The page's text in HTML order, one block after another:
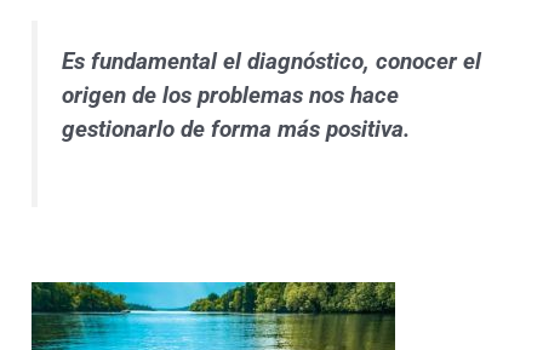
Es fundamental el diagnóstico, conocer el
origen de los problemas nos hace
gestionarlo de forma más positiva.